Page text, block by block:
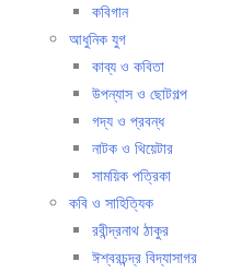
কবিগান
আধুনিক যুগ
কাব্য ও কবিতা
উপন্যাস ও ছোটগল্প
গদ্য ও প্রবন্ধ
নাটক ও থিয়েটার
সাময়িক পত্রিকা
কবি ও সাহিত্যিক
রবীন্দ্রনাথ ঠাকুর
ঈশ্বরচন্দ্র বিদ্যাসাগর